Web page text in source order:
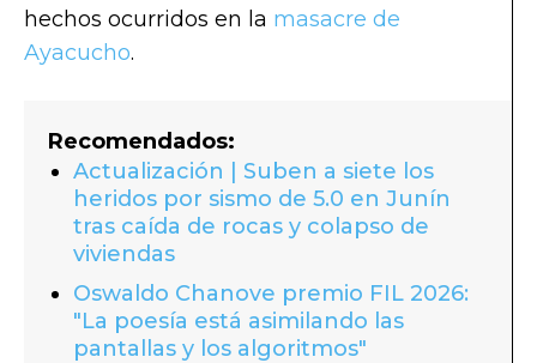
hechos ocurridos en la masacre de
Ayacucho.
Recomendados:
Actualización | Suben a siete los
heridos por sismo de 5.0 en Junín
tras caída de rocas y colapso de
viviendas
Oswaldo Chanove premio FIL 2026:
"La poesía está asimilando las
pantallas y los algoritmos"